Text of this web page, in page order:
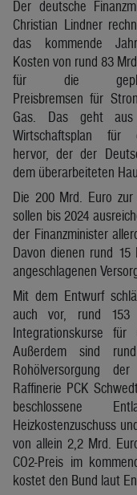
Der deutsche
Christian Lindner
das kommende
Kosten von rund 83
für die
Preisbremsen für
Gas. Das geht
Wirtschaftsplan für
hervor, der der
dem überarbeiteten
Die 200 Mrd. Euro
sollen bis 2024
der Finanzminister
Davon dienen rund
angeschlagenen
Mit dem Entwurf
auch vor, rund
Integrationskurse für
Außerdem sind
Rohölversorgung
Raffinerie PCK
beschlossene
Heizkostenzuschuss
von allein 2,2 Mrd.
CO2-Preis im
kostet den Bund laut